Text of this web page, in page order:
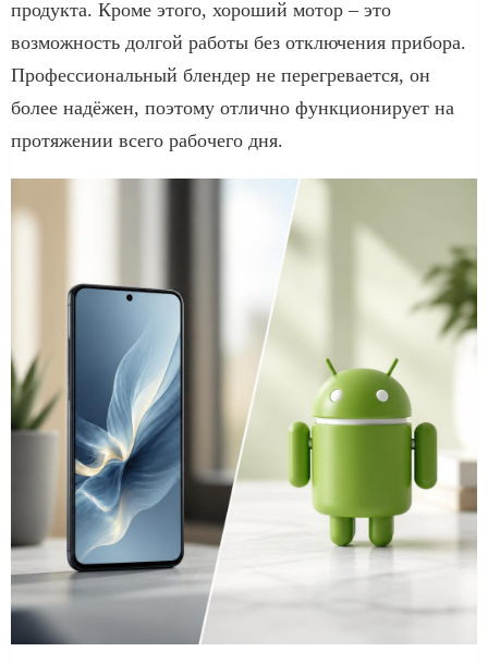
продукта. Кроме этого, хороший мотор – это
возможность долгой работы без отключения прибора.
Профессиональный блендер не перегревается, он
более надёжен, поэтому отлично функционирует на
протяжении всего рабочего дня.